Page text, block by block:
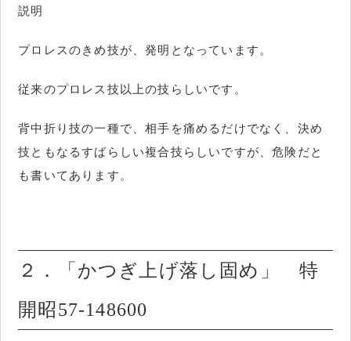
説明
プロレスのきめ技が、発明となっています。
従来のプロレス技以上の技らしいです。
背中折り技の一種で、相手を痛めるだけでなく、決め
技ともなるすばらしい複合技らしいですが、危険だと
も書いてあります。
２．「かつぎ上げ落し固め」 特
開昭57-148600